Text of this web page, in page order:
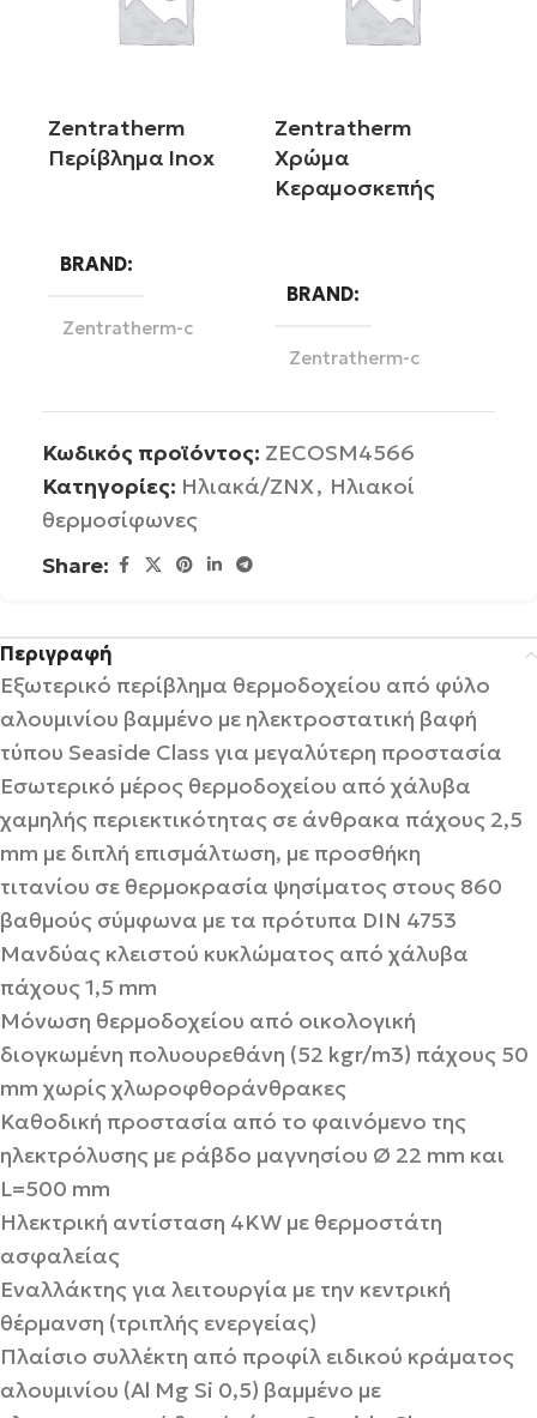
Zentratherm
Περίβλημα Inox
BRAND
Zentratherm-c
Zentratherm
Χρώμα
Κεραμοσκεπής
BRAND
Zentratherm-c
Κωδικός προϊόντος: ZECOSM4566
Κατηγορίες: Ηλιακά/ΖΝΧ, Ηλιακοί
θερμοσίφωνες
Share:
Περιγραφή
Εξωτερικό περίβλημα θερμοδοχείου από φύλο
αλουμινίου βαμμένο με ηλεκτροστατική βαφή
τύπου Seaside Class για μεγαλύτερη προστασία
Εσωτερικό μέρος θερμοδοχείου από χάλυβα
χαμηλής περιεκτικότητας σε άνθρακα πάχους 2,5
mm με διπλή επισμάλτωση, με προσθήκη
τιτανίου σε θερμοκρασία ψησίματος στους 860
βαθμούς σύμφωνα με τα πρότυπα DIN 4753
Μανδύας κλειστού κυκλώματος από χάλυβα
πάχους 1,5 mm
Μόνωση θερμοδοχείου από οικολογική
διογκωμένη πολυουρεθάνη (52 kgr/m3) πάχους 50
mm χωρίς χλωροφθοράνθρακες
Καθοδική προστασία από το φαινόμενο της
ηλεκτρόλυσης με ράβδο μαγνησίου Ø 22 mm και
L=500 mm
Ηλεκτρική αντίσταση 4KW με θερμοστάτη
ασφαλείας
Εναλλάκτης για λειτουργία με την κεντρική
θέρμανση (τριπλής ενεργείας)
Πλαίσιο συλλέκτη από προφίλ ειδικού κράματος
αλουμινίου (Al Mg Si 0,5) βαμμένο με